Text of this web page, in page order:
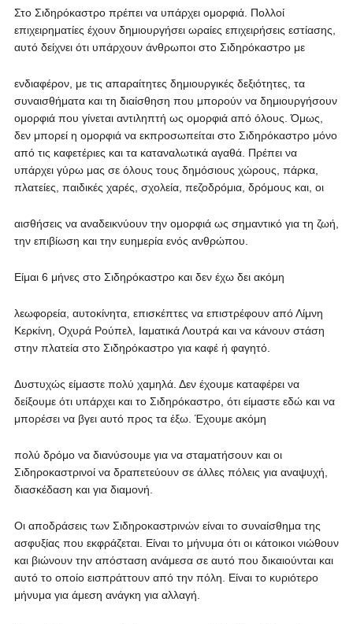
Στο Σιδηρόκαστρο πρέπει να υπάρχει ομορφιά. Πολλοί
επιχειρηματίες έχουν δημιουργήσει ωραίες επιχειρήσεις εστίασης,
αυτό δείχνει ότι υπάρχουν άνθρωποι στο Σιδηρόκαστρο με
ενδιαφέρον, με τις απαραίτητες δημιουργικές δεξιότητες, τα
συναισθήματα και τη διαίσθηση που μπορούν να δημιουργήσουν
ομορφιά που γίνεται αντιληπτή ως ομορφιά από όλους. Όμως,
δεν μπορεί η ομορφιά να εκπροσωπείται στο Σιδηρόκαστρο μόνο
από τις καφετέριες και τα καταναλωτικά αγαθά. Πρέπει να
υπάρχει γύρω μας σε όλους τους δημόσιους χώρους, πάρκα,
πλατείες, παιδικές χαρές, σχολεία, πεζοδρόμια, δρόμους και, οι
αισθήσεις να αναδεικνύουν την ομορφιά ως σημαντικό για τη ζωή,
την επιβίωση και την ευημερία ενός ανθρώπου.
Είμαι 6 μήνες στο Σιδηρόκαστρο και δεν έχω δει ακόμη
λεωφορεία, αυτοκίνητα, επισκέπτες να επιστρέφουν από Λίμνη
Κερκίνη, Οχυρά Ρούπελ, Ιαματικά Λουτρά και να κάνουν στάση
στην πλατεία στο Σιδηρόκαστρο για καφέ ή φαγητό.
Δυστυχώς είμαστε πολύ χαμηλά. Δεν έχουμε καταφέρει να
δείξουμε ότι υπάρχει και το Σιδηρόκαστρο, ότι είμαστε εδώ και να
μπορέσει να βγει αυτό προς τα έξω. Έχουμε ακόμη
πολύ δρόμο να διανύσουμε για να σταματήσουν και οι
Σιδηροκαστρινοί να δραπετεύουν σε άλλες πόλεις για αναψυχή,
διασκέδαση και για διαμονή.
Οι αποδράσεις των Σιδηροκαστρινών είναι το συναίσθημα της
ασφυξίας που εκφράζεται. Είναι το μήνυμα ότι οι κάτοικοι νιώθουν
και βιώνουν την απόσταση ανάμεσα σε αυτό που δικαιούνται και
αυτό το οποίο εισπράττουν από την πόλη. Είναι το κυριότερο
μήνυμα για άμεση ανάγκη για αλλαγή.